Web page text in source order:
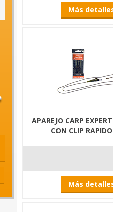
Más
APAREJO CARP
CON CLIP
Más